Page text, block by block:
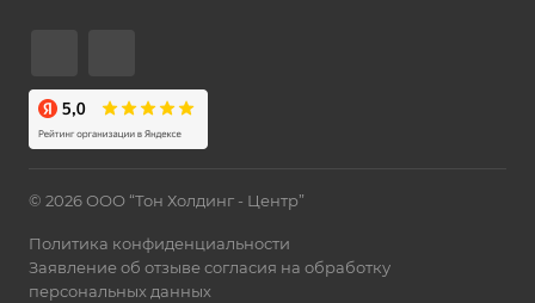
© 2026 ООО “Тон Холдинг - Центр”
Политика конфиденциальности
Заявление об отзыве согласия на обработку
персональных данных